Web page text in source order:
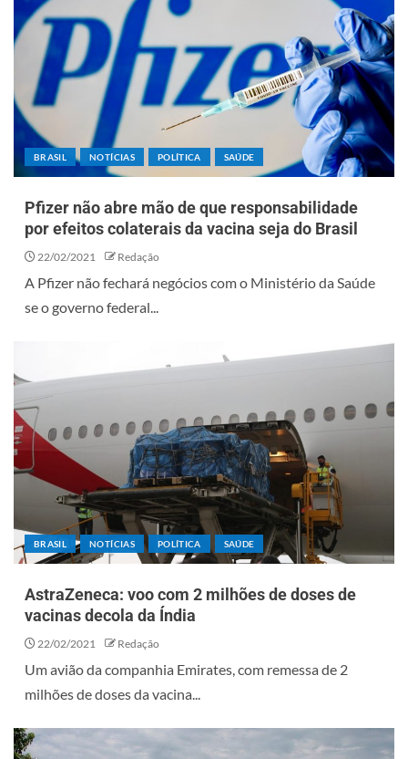
BRASIL NOTÍCIAS POLÍTICA SAÚDE
Pfizer não abre mão de que responsabilidade
por efeitos colaterais da vacina seja do Brasil
22/02/2021 Redação
A Pfizer não fechará negócios com o Ministério da Saúde
se o governo federal...
BRASIL NOTÍCIAS POLÍTICA SAÚDE
AstraZeneca: voo com 2 milhões de doses de
vacinas decola da Índia
22/02/2021 Redação
Um avião da companhia Emirates, com remessa de 2
milhões de doses da vacina...